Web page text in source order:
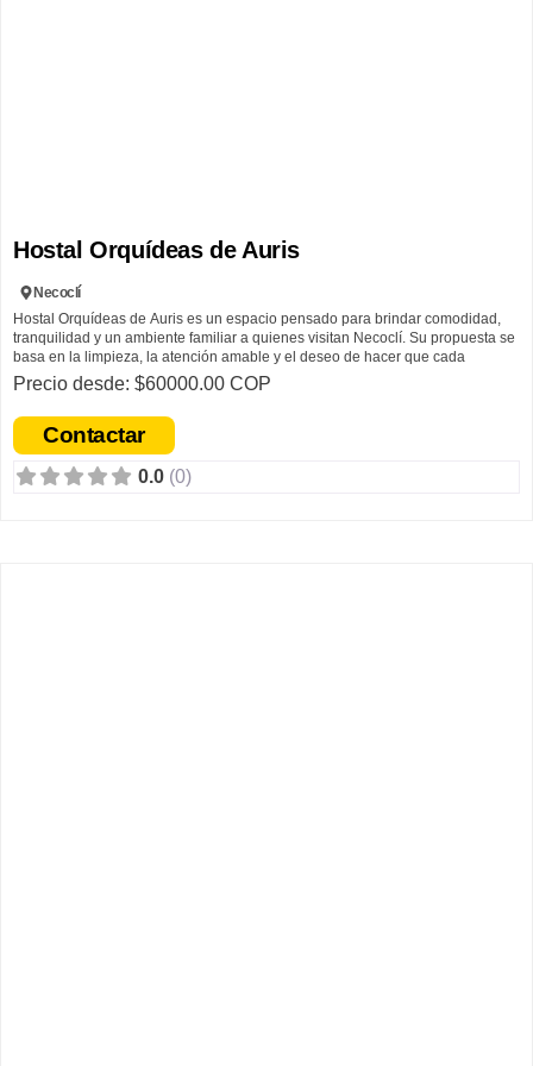
Hostal Orquídeas de Auris
Necoclí
Hostal Orquídeas de Auris es un espacio pensado para brindar comodidad,
tranquilidad y un ambiente familiar a quienes visitan Necoclí. Su propuesta se
basa en la limpieza, la atención amable y el deseo de hacer que cada
huésped se sienta bienvenido.
Hostal Orquídeas de Auris nació con el sueño de ofrecer un lugar acogedor
donde viajeros y visitantes pudieran sentirse como en casa. Inspirado en la
hospitalidad, el amor por servir y el deseo de compartir la belleza de la región,
trabaja cada día para brindar una atención cercana, cálida y de calidad.
Precio desde: $60000.00 COP
Contactar
0.0 (0)